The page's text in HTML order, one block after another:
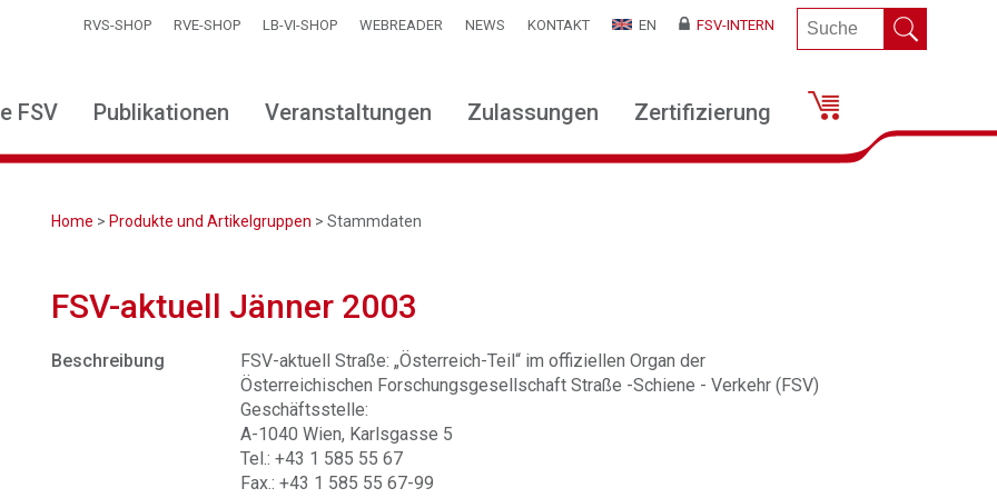
RVS-SHOP RVE-SHOP LB-VI-SHOP WEBREADER NEWS KONTAKT EN FSV-INTERN
FSV Publikationen Veranstaltungen Zulassungen Zertifizierung
Home > Produkte und Artikelgruppen > Stammdaten
FSV-aktuell Jänner 2003
Beschreibung
FSV-aktuell Straße: „Österreich-Teil“ im offiziellen Organ der
Österreichischen Forschungsgesellschaft Straße -Schiene - Verkehr (FSV)
Geschäftsstelle:
A-1040 Wien, Karlsgasse 5
Tel.: +43 1 585 55 67
Fax.: +43 1 585 55 67-99